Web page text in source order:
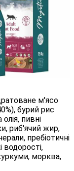
м'ясо
бурий рис
пивні
риб'ячий жир,
пребіотичні
водорості,
морква,